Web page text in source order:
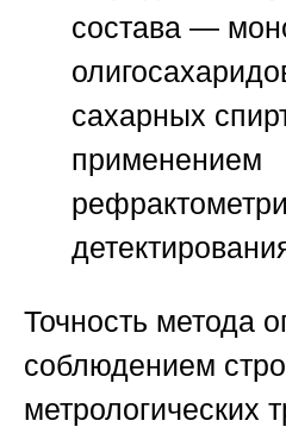
состава —
сахарных
применением
Точность метода
соблюдением
метрологических